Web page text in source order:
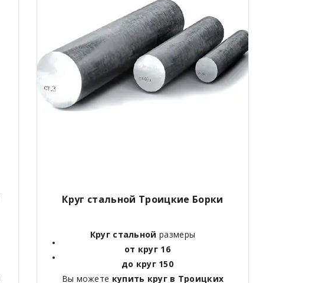
Круг стальной Троицкие Борки
Круг стальной размеры
от круг 16
до круг 150
Вы можете купить круг в Троицких